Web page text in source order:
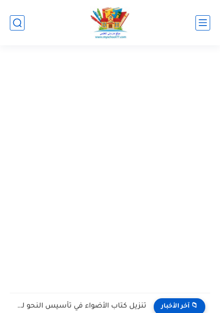
📁 آخر الأخبار تنزيل كتاب الأضواء في تأسيس النحو للبكالوريا PDF أسلوب...